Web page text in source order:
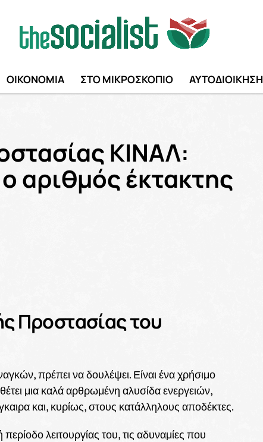
ΟΙΚΟΝΟΜΙΑ ΣΤΟ ΜΙΚΡΟΣΚΟΠΙΟ ΑΥΤΟΔΙΟΙΚΗΣΗ
ΚΙΝΑΛ:
αριθμός έκτακτης
Προστασίας του
πρέπει να δουλέψει. Είναι ένα χρήσιμο
μια καλά αρθρωμένη αλυσίδα ενεργειών,
και, κυρίως, στους κατάλληλους αποδέκτες.
λειτουργίας του, τις αδυναμίες που